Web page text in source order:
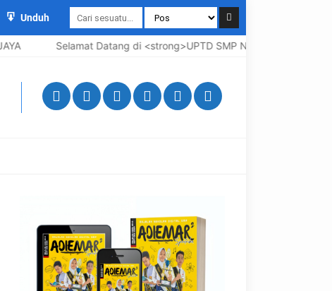
Unduh
Selamat Datang di <strong>UPTD SMP Negeri 3 Bangkalan</